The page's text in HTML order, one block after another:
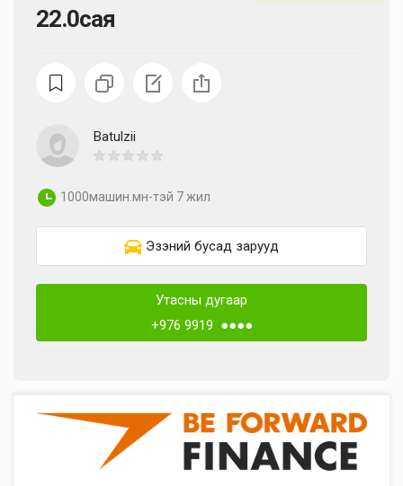
22.0сая
Batulzii
1000машин.мн-тэй 7 жил
Эзэний бусад зарууд
Утасны дугаар
+976 9919 ●●●●